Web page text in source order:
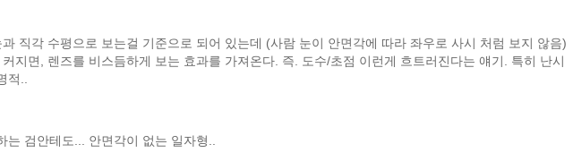
직각 수평으로 보는걸 기준으로 되어 있는데 (사람 눈이 안면각에 따라 좌우로 사시 처럼 보지 않음)
커지면, 렌즈를 비스듬하게 보는 효과를 가져온다. 즉. 도수/초점 이런게 흐트러진다는 얘기. 특히 난시
..
는 검안테도... 안면각이 없는 일자형..